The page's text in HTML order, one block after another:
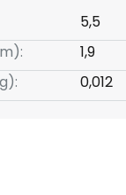
5,5
1,9
0,012